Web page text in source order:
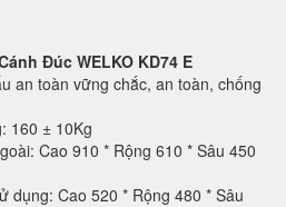
Đúc WELKO KD74 E
an toàn vững chắc, an toàn, chống
160 ± 10Kg
Cao 910 * Rộng 610 * Sâu 450
dụng: Cao 520 * Rộng 480 * Sâu